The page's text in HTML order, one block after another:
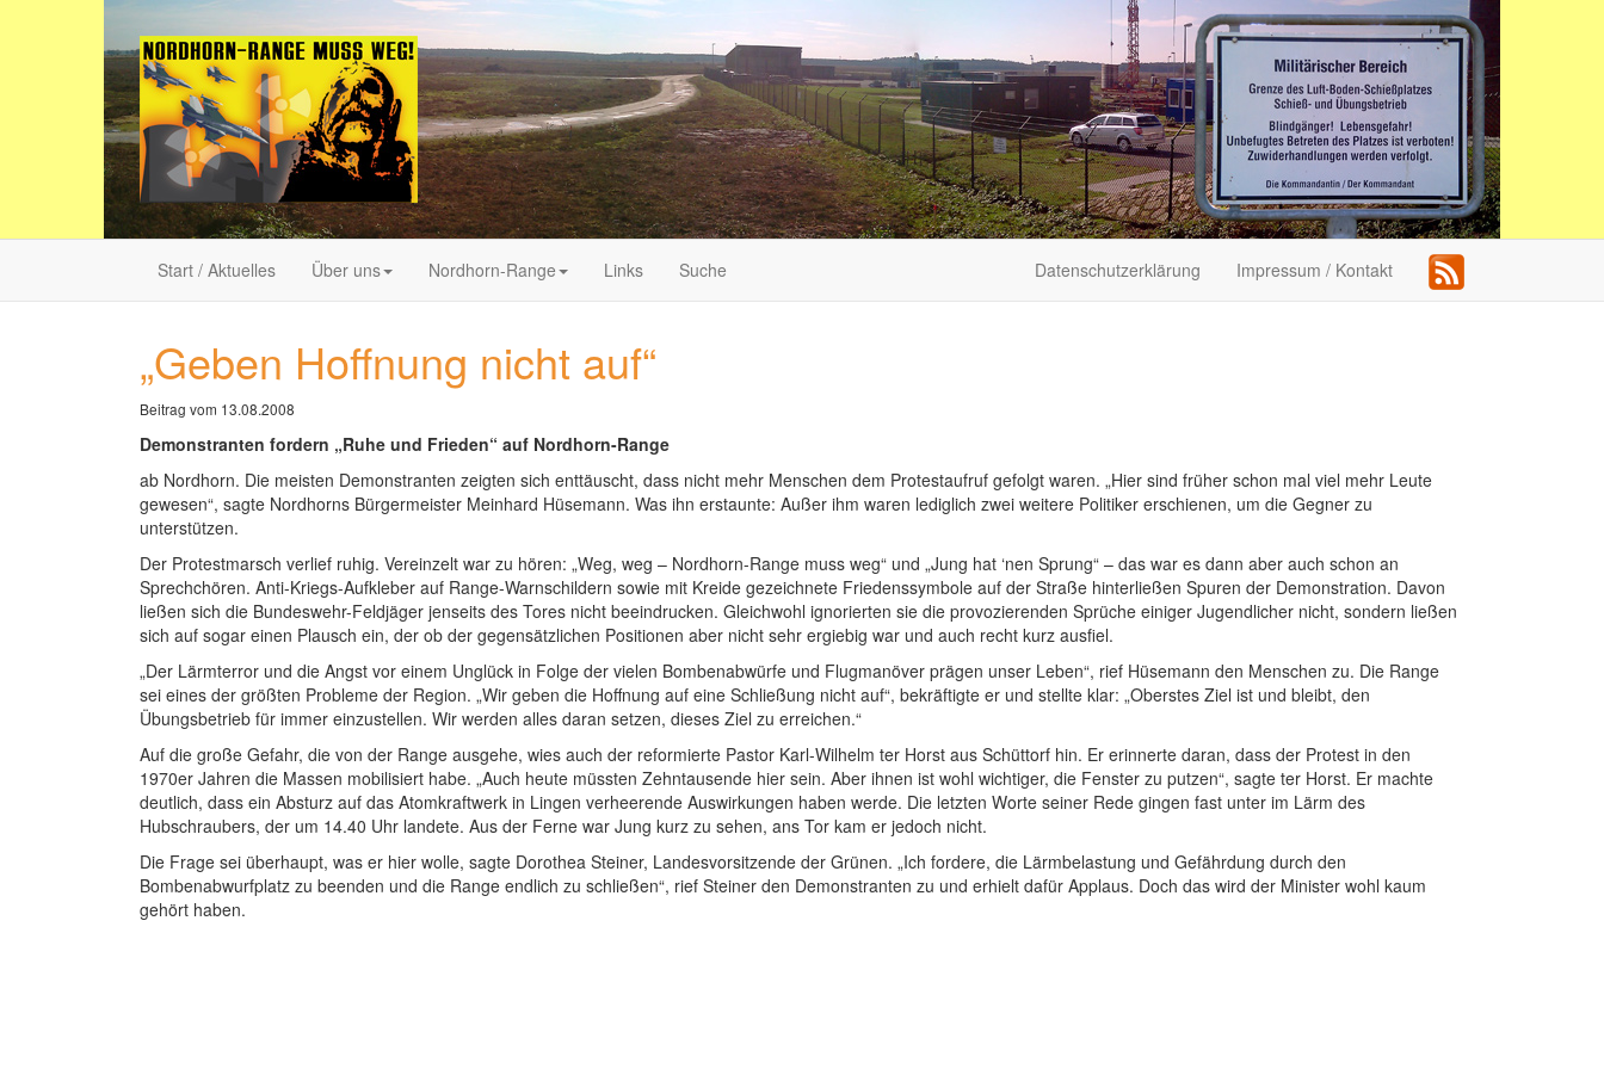
Start / Aktuelles Über uns Nordhorn-Range Links Suche Datenschutzerklärung Impressum / Kontakt
„Geben Hoffnung nicht auf“
Beitrag vom 13.08.2008
Demonstranten fordern „Ruhe und Frieden“ auf Nordhorn-Range
ab Nordhorn. Die meisten Demonstranten zeigten sich enttäuscht, dass nicht mehr Menschen dem Protestaufruf gefolgt waren. „Hier sind früher schon mal viel mehr Leute
gewesen“, sagte Nordhorns Bürgermeister Meinhard Hüsemann. Was ihn erstaunte: Außer ihm waren lediglich zwei weitere Politiker erschienen, um die Gegner zu
unterstützen.
Der Protestmarsch verlief ruhig. Vereinzelt war zu hören: „Weg, weg – Nordhorn-Range muss weg“ und „Jung hat ‘nen Sprung“ – das war es dann aber auch schon an
Sprechchören. Anti-Kriegs-Aufkleber auf Range-Warnschildern sowie mit Kreide gezeichnete Friedenssymbole auf der Straße hinterließen Spuren der Demonstration. Davon
ließen sich die Bundeswehr-Feldjäger jenseits des Tores nicht beeindrucken. Gleichwohl ignorierten sie die provozierenden Sprüche einiger Jugendlicher nicht, sondern ließen
sich auf sogar einen Plausch ein, der ob der gegensätzlichen Positionen aber nicht sehr ergiebig war und auch recht kurz ausfiel.
„Der Lärmterror und die Angst vor einem Unglück in Folge der vielen Bombenabwürfe und Flugmanöver prägen unser Leben“, rief Hüsemann den Menschen zu. Die Range
sei eines der größten Probleme der Region. „Wir geben die Hoffnung auf eine Schließung nicht auf“, bekräftigte er und stellte klar: „Oberstes Ziel ist und bleibt, den
Übungsbetrieb für immer einzustellen. Wir werden alles daran setzen, dieses Ziel zu erreichen.“
Auf die große Gefahr, die von der Range ausgehe, wies auch der reformierte Pastor Karl-Wilhelm ter Horst aus Schüttorf hin. Er erinnerte daran, dass der Protest in den
1970er Jahren die Massen mobilisiert habe. „Auch heute müssten Zehntausende hier sein. Aber ihnen ist wohl wichtiger, die Fenster zu putzen“, sagte ter Horst. Er machte
deutlich, dass ein Absturz auf das Atomkraftwerk in Lingen verheerende Auswirkungen haben werde. Die letzten Worte seiner Rede gingen fast unter im Lärm des
Hubschraubers, der um 14.40 Uhr landete. Aus der Ferne war Jung kurz zu sehen, ans Tor kam er jedoch nicht.
Die Frage sei überhaupt, was er hier wolle, sagte Dorothea Steiner, Landesvorsitzende der Grünen. „Ich fordere, die Lärmbelastung und Gefährdung durch den
Bombenabwurfplatz zu beenden und die Range endlich zu schließen“, rief Steiner den Demonstranten zu und erhielt dafür Applaus. Doch das wird der Minister wohl kaum
gehört haben.